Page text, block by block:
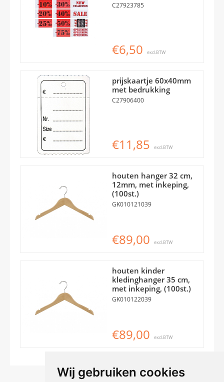
Wij gebruiken cookies
C27923785
€6,50 excl.BTW
prijskaartje 60x40mm
met bedrukking
C27906400
€11,85 excl.BTW
houten hanger 32 cm,
12mm, met inkeping,
(100st.)
GK010121039
€89,00 excl.BTW
houten kinder
kledinghanger 35 cm,
met inkeping, (100st.)
GK010122039
€89,00 excl.BTW